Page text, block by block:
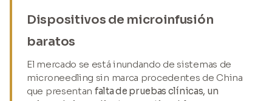
Dispositivos de microinfusión
baratos
El mercado se está inundando de sistemas de
microneedling sin marca procedentes de China
que presentan falta de pruebas clínicas, un